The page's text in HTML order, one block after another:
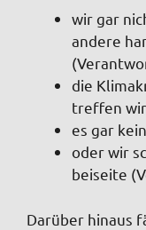
wir gar
andere
die
treffen
es gar
oder wir
beiseite
Darüber hinaus